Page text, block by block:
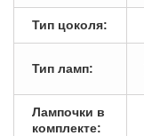
Тип цоколя:
Тип ламп:
Лампочки в
комплекте: